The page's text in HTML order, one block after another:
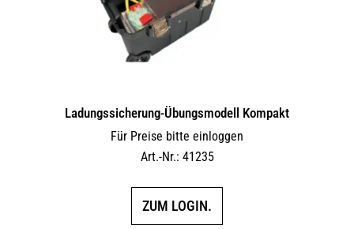
Ladungssicherung-Übungsmodell Kompakt
Für Preise bitte einloggen
Art.-Nr.: 41235
ZUM LOGIN.